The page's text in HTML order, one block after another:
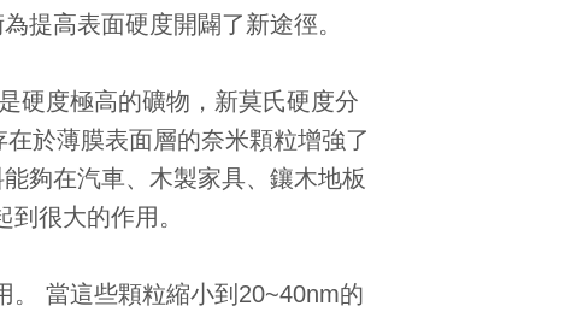
提高表面硬度開闢了新途徑。
硬度極高的礦物，新莫氏硬度分
於薄膜表面層的奈米顆粒增強了
夠在汽車、木製家具、鑲木地板
很大的作用。
。 當這些顆粒縮小到20~40nm的